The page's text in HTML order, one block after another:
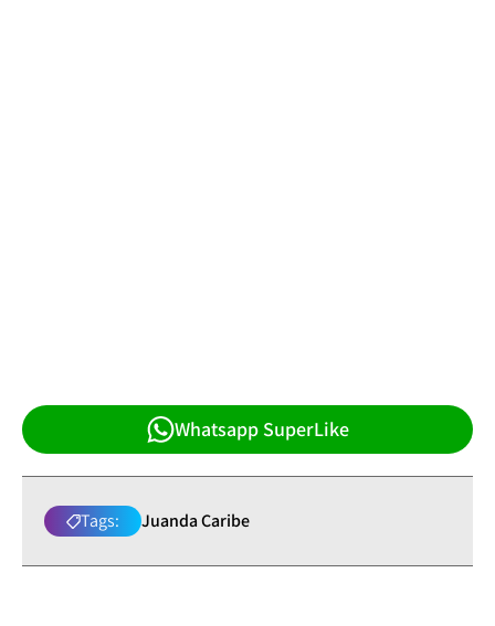
Whatsapp SuperLike
Tags: Juanda Caribe